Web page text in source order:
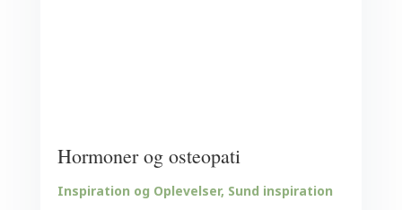
Hormoner og osteopati
Inspiration og Oplevelser, Sund inspiration